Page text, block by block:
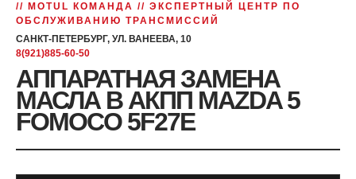
// MOTUL КОМАНДА // ЭКСПЕРТНЫЙ ЦЕНТР ПО
ОБСЛУЖИВАНИЮ ТРАНСМИССИЙ
САНКТ-ПЕТЕРБУРГ, УЛ. ВАНЕЕВА, 10
8(921)885-60-50
АППАРАТНАЯ ЗАМЕНА
МАСЛА В АКПП MAZDA 5
FOMOCO 5F27E